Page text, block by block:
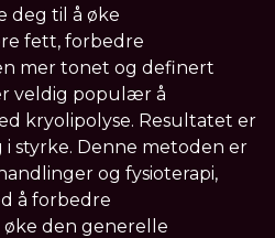
deg til å øke
fett, forbedre
mer tonet og definert
veldig populær å
kryolipolyse. Resultatet er
styrke. Denne metoden er
og fysioterapi,
å forbedre
den generelle